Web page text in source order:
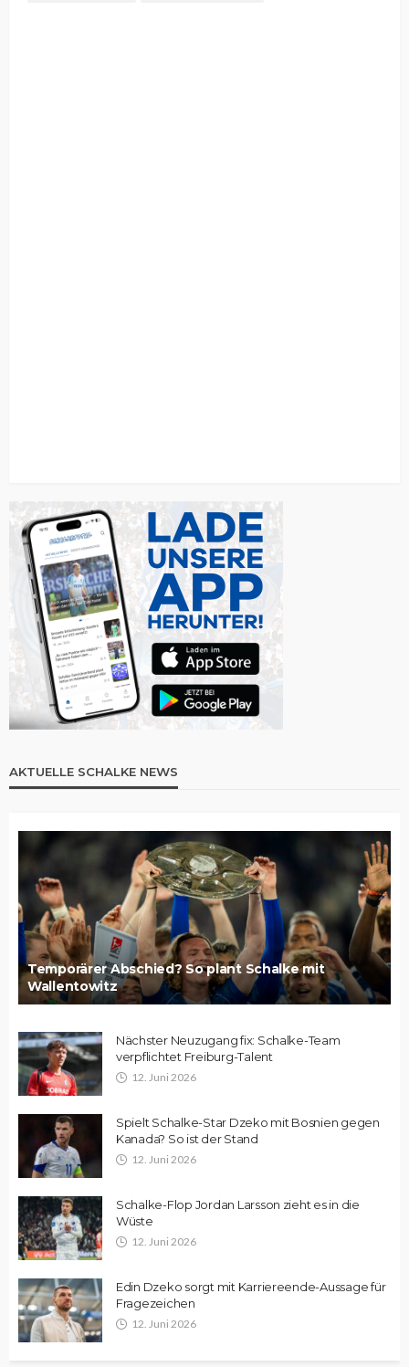
AKTUELLE SCHALKE NEWS
Temporärer Abschied? So plant Schalke mit
Wallentowitz
Nächster Neuzugang fix: Schalke-Team
verpflichtet Freiburg-Talent
12. Juni 2026
Spielt Schalke-Star Dzeko mit Bosnien gegen
Kanada? So ist der Stand
12. Juni 2026
Schalke-Flop Jordan Larsson zieht es in die
Wüste
12. Juni 2026
Edin Dzeko sorgt mit Karriereende-Aussage für
Fragezeichen
12. Juni 2026